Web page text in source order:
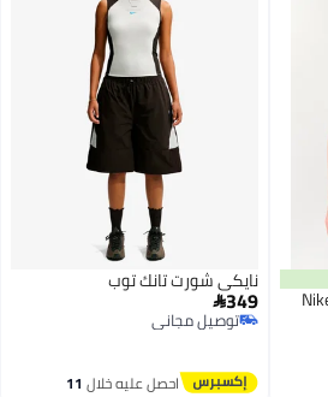
نايكي شورت تانك توب
349
توصيل مجاني
توصيل مجاني
احصل عليه خلال11